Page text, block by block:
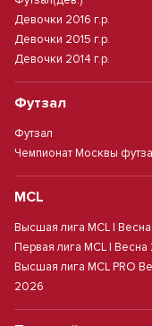
Девочки 2016 г.р.
Девочки 2015 г.р.
Девочки 2014 г.р.
Футзал
Футзал
Чемпионат Москвы
MCL
Высшая лига MCL |
Первая лига MCL |
Высшая лига MCL PRO
2026